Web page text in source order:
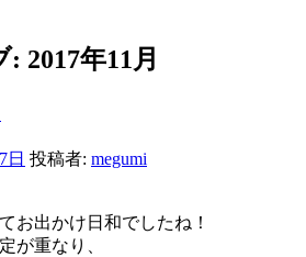
: 2017年11月
日 投稿者: megumi
お出かけ日和でしたね！
が重なり、